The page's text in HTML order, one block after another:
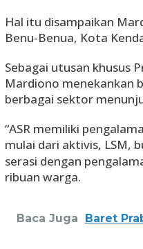
Hal itu disampaikan
Benu-Benua, Kota
Sebagai utusan khusus
Mardiono menekankan
berbagai sektor
“ASR memiliki
mulai dari aktivis, LSM,
serasi dengan
ribuan warga.
Baca Juga Baret